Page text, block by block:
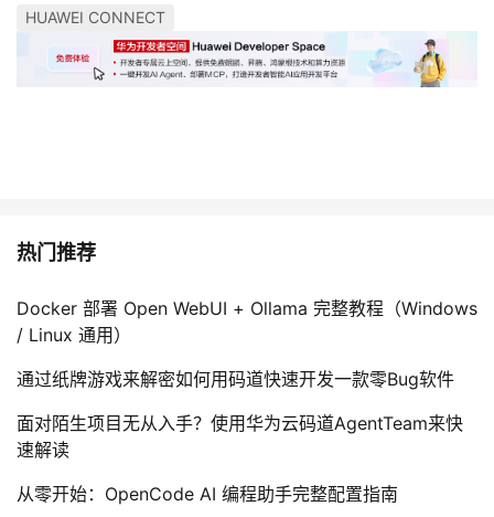
HUAWEI CONNECT
热门推荐
Docker 部署 Open WebUI + Ollama 完整教程（Windows
/ Linux 通用）
通过纸牌游戏来解密如何用码道快速开发一款零Bug软件
面对陌生项目无从入手？使用华为云码道AgentTeam来快
速解读
从零开始：OpenCode AI 编程助手完整配置指南